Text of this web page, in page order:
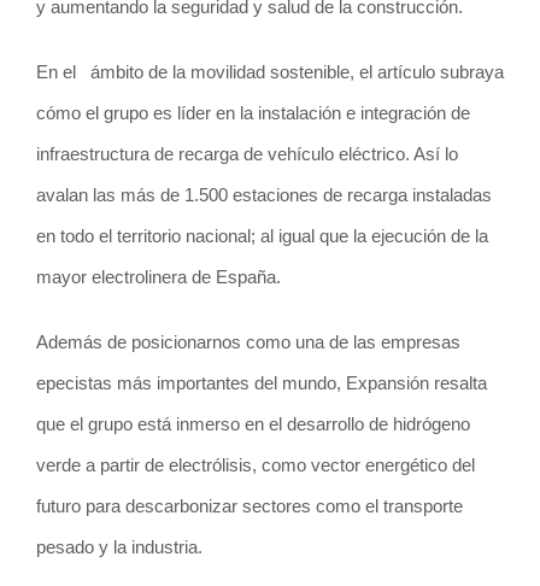
y aumentando la seguridad y salud de la construcción.
En el ámbito de la movilidad sostenible, el artículo subraya
cómo el grupo es líder en la instalación e integración de
infraestructura de recarga de vehículo eléctrico. Así lo
avalan las más de 1.500 estaciones de recarga instaladas
en todo el territorio nacional; al igual que la ejecución de la
mayor electrolinera de España.
Además de posicionarnos como una de las empresas
epecistas más importantes del mundo, Expansión resalta
que el grupo está inmerso en el desarrollo de hidrógeno
verde a partir de electrólisis, como vector energético del
futuro para descarbonizar sectores como el transporte
pesado y la industria.